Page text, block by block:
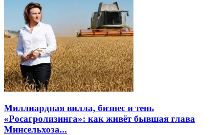
Миллиардная вилла, бизнес и тень
«Росагролизинга»: как живёт бывшая глава
Минсельхоза...